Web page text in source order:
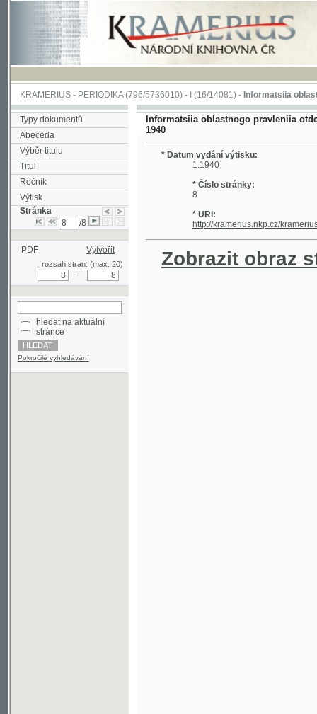
KRAMERIUS-PERIODIKA(796/5736010) -I(16/14081) -Informatsiia oblastnogo
Typy dokumentů
Abeceda
Výběr titulu
Titul
Ročník
Výtisk
Stránka
PDF Vytvořit
rozsah stran: (max. 20)
stránce
Pokročilé vyhledávání
Informatsiia oblastnogo pravleniia otdela
1940
* Datum vydání výtisku:
* Číslo stránky:
* URI:
Zobrazit obraz